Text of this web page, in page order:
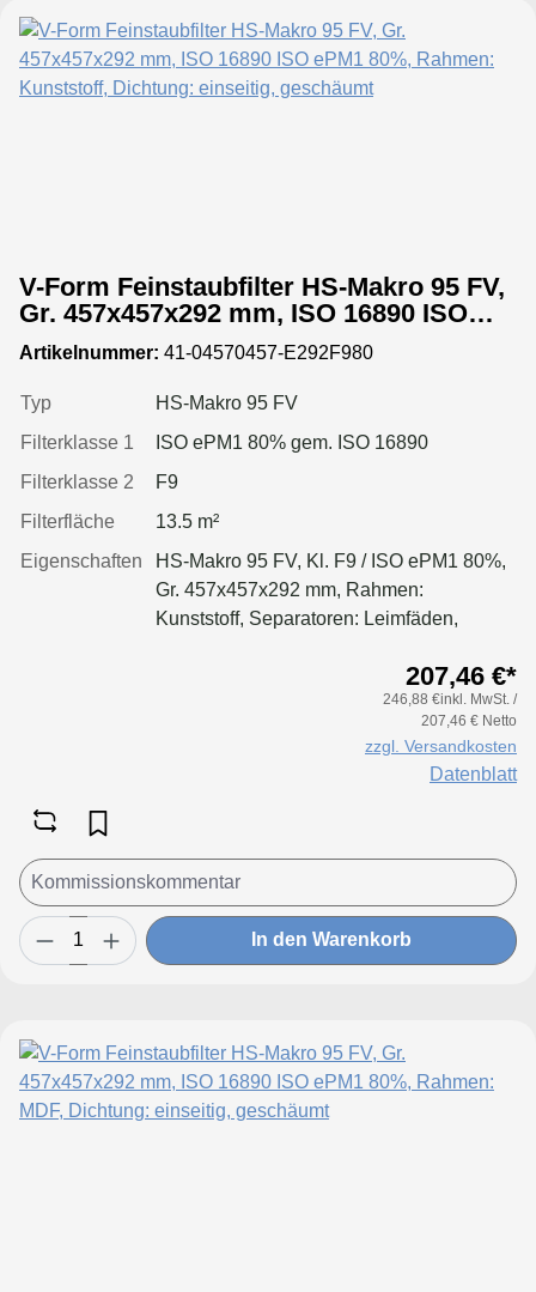
V-Form Feinstaubfilter HS-Makro 95 FV,
Gr. 457x457x292 mm, ISO 16890 ISO
ePM1 80%, Rahmen: Kunststoff,
Dichtung: einseitig, geschäumt
Artikelnummer: 41-04570457-E292F980
Typ
HS-Makro 95 FV
Filterklasse 1
ISO ePM1 80% gem. ISO 16890
Filterklasse 2
F9
Filterfläche
13.5 m²
Eigenschaften
HS-Makro 95 FV, Kl. F9 / ISO ePM1 80%,
Gr. 457x457x292 mm, Rahmen:
Kunststoff, Separatoren: Leimfäden,
207,46 €*
246,88 €inkl. MwSt. /
207,46 € Netto
zzgl. Versandkosten
Datenblatt
In den Warenkorb